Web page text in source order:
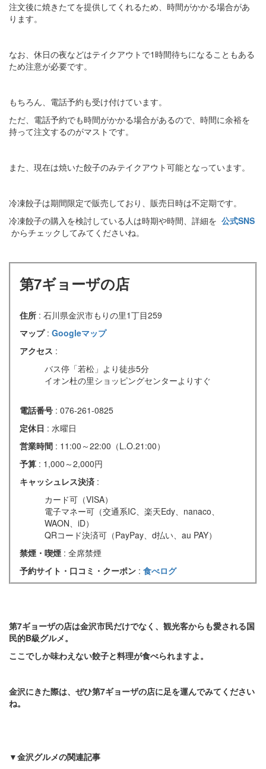
注文後に焼きたてを提供してくれるため、時間がかかる場合があ
ります。
なお、休日の夜などはテイクアウトで1時間待ちになることもある
ため注意が必要です。
もちろん、電話予約も受け付けています。
ただ、電話予約でも時間がかかる場合があるので、時間に余裕を
持って注文するのがマストです。
また、現在は焼いた餃子のみテイクアウト可能となっています。
冷凍餃子は期間限定で販売しており、販売日時は不定期です。
冷凍餃子の購入を検討している人は時期や時間、詳細を 公式SNS
からチェックしてみてくださいね。
第7ギョーザの店
住所 : 石川県金沢市もりの里1丁目259
マップ : Googleマップ
アクセス :
バス停「若松」より徒歩5分
イオン杜の里ショッピングセンターよりすぐ
電話番号 : 076-261-0825
定休日 : 水曜日
営業時間 : 11:00～22:00（L.O.21:00）
予算 : 1,000～2,000円
キャッシュレス決済 :
カード可（VISA）
電子マネー可（交通系IC、楽天Edy、nanaco、
WAON、iD）
QRコード決済可（PayPay、d払い、au PAY）
禁煙・喫煙 : 全席禁煙
予約サイト・口コミ・クーポン : 食べログ
第7ギョーザの店は金沢市民だけでなく、観光客からも愛される国
民的B級グルメ。
ここでしか味わえない餃子と料理が食べられますよ。
金沢にきた際は、ぜひ第7ギョーザの店に足を運んでみてください
ね。
▼金沢グルメの関連記事